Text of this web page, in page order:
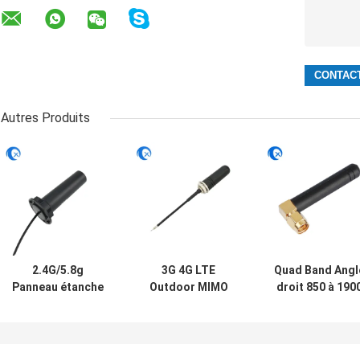
Autres Produits
2.4G/5.8g
Panneau étanche
3G 4G LTE
Outdoor MIMO
Quad Band
droit 850 à